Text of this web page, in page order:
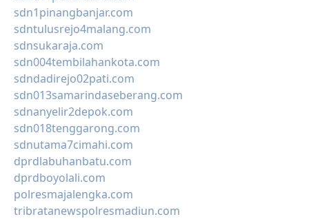
sdn1pinangbanjar.com
sdntulusrejo4malang.com
sdnsukaraja.com
sdn004tembilahankota.com
sdndadirejo02pati.com
sdn013samarindaseberang.com
sdnanyelir2depok.com
sdn018tenggarong.com
sdnutama7cimahi.com
dprdlabuhanbatu.com
dprdboyolali.com
polresmajalengka.com
tribratanewspolresmadiun.com